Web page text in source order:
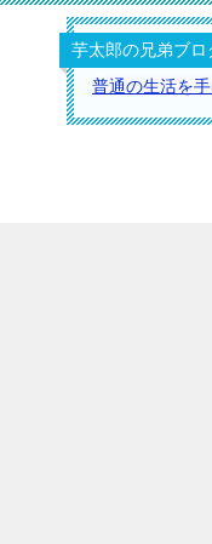
芋太郎の兄弟ブロ
普通の生活を